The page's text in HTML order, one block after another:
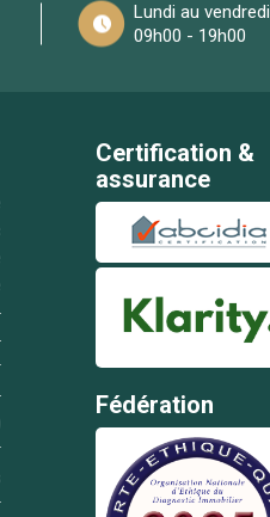
Lundi au vendredi
09h00 - 19h00
Certification &
assurance
Fédération